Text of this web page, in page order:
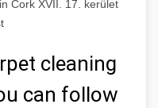
Cork XVII. 17. kerület
cleaning
can follow